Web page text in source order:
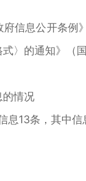
息公开条例》
〉的通知》（
情况
条，其中信息